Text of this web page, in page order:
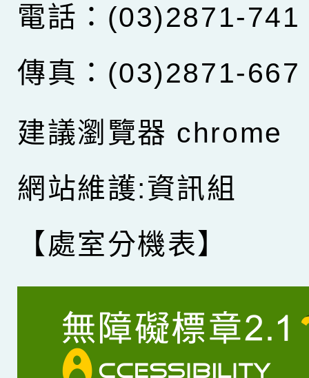
電話：(03)2871-741
傳真：(03)2871-667
建議瀏覽器 chrome
網站維護:資訊組
【處室分機表】